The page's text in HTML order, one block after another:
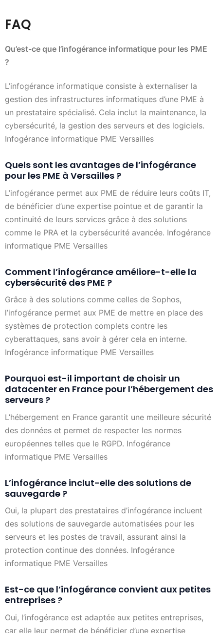
FAQ
Qu’est-ce que l’infogérance informatique pour les PME
?
L’infogérance informatique consiste à externaliser la
gestion des infrastructures informatiques d’une PME à
un prestataire spécialisé. Cela inclut la maintenance, la
cybersécurité, la gestion des serveurs et des logiciels.
Infogérance informatique PME Versailles
Quels sont les avantages de l’infogérance
pour les PME à Versailles ?
L’infogérance permet aux PME de réduire leurs coûts IT,
de bénéficier d’une expertise pointue et de garantir la
continuité de leurs services grâce à des solutions
comme le PRA et la cybersécurité avancée. Infogérance
informatique PME Versailles
Comment l’infogérance améliore-t-elle la
cybersécurité des PME ?
Grâce à des solutions comme celles de Sophos,
l’infogérance permet aux PME de mettre en place des
systèmes de protection complets contre les
cyberattaques, sans avoir à gérer cela en interne.
Infogérance informatique PME Versailles
Pourquoi est-il important de choisir un
datacenter en France pour l’hébergement des
serveurs ?
L’hébergement en France garantit une meilleure sécurité
des données et permet de respecter les normes
européennes telles que le RGPD. Infogérance
informatique PME Versailles
L’infogérance inclut-elle des solutions de
sauvegarde ?
Oui, la plupart des prestataires d’infogérance incluent
des solutions de sauvegarde automatisées pour les
serveurs et les postes de travail, assurant ainsi la
protection continue des données. Infogérance
informatique PME Versailles
Est-ce que l’infogérance convient aux petites
entreprises ?
Oui, l’infogérance est adaptée aux petites entreprises,
car elle leur permet de bénéficier d’une expertise